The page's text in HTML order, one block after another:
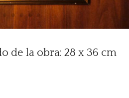
de la obra: 28 x 36 cm